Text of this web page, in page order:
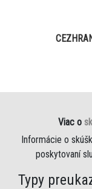
Viac o
Informácie o
poskytovaní
Typy